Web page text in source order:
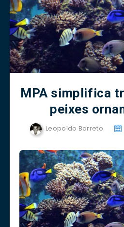
MPA simplifica
peixes
Leopoldo Barreto